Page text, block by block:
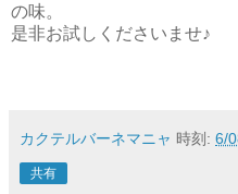
の味。
是非お試しくださいませ♪
カクテルバーネマニャ 時刻: 6/
共有